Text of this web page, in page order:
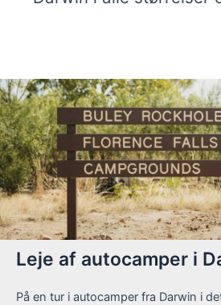
Leje af autocamper i
På en tur i autocamper fra Darwin i